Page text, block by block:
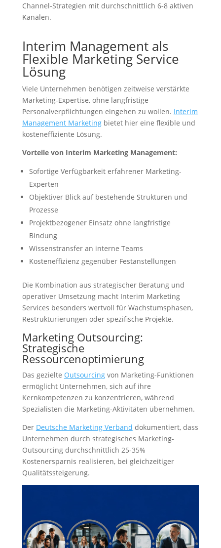
Channel-Strategien mit durchschnittlich 6-8 aktiven
Kanälen.
Interim Management als
Flexible Marketing Service
Lösung
Viele Unternehmen benötigen zeitweise verstärkte
Marketing-Expertise, ohne langfristige
Personalverpflichtungen eingehen zu wollen. Interim
Management Marketingbietet hier eine flexible und
kosteneffiziente Lösung.
Vorteile von Interim Marketing Management:
Sofortige Verfügbarkeit erfahrener Marketing-
Experten
Objektiver Blick auf bestehende Strukturen und
Prozesse
Projektbezogener Einsatz ohne langfristige
Bindung
Wissenstransfer an interne Teams
Kosteneffizienz gegenüber Festanstellungen
Die Kombination aus strategischer Beratung und
operativer Umsetzung macht Interim Marketing
Services besonders wertvoll für Wachstumsphasen,
Restrukturierungen oder spezifische Projekte.
Marketing Outsourcing:
Strategische
Ressourcenoptimierung
Das gezielte Outsourcingvon Marketing-Funktionen
ermöglicht Unternehmen, sich auf ihre
Kernkompetenzen zu konzentrieren, während
Spezialisten die Marketing-Aktivitäten übernehmen.
Der Deutsche Marketing Verband dokumentiert, dass
Unternehmen durch strategisches Marketing-
Outsourcing durchschnittlich 25-35%
Kostenersparnis realisieren, bei gleichzeitiger
Qualitätssteigerung.